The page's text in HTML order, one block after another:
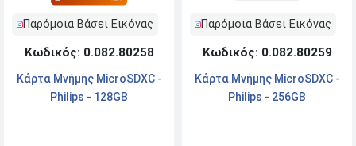
Παρόμοια Βάσει Εικόνας
Κωδικός: 0.082.80258
Κάρτα Mνήμης MicroSDXC -
Philips - 128GB
Παρόμοια Βάσει Εικόνας
Κωδικός: 0.082.80259
Κάρτα Mνήμης MicroSDXC -
Philips - 256GB